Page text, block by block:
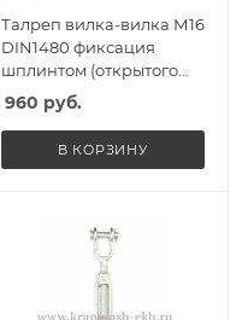
Талреп вилка-вилка М16
DIN1480 фиксация
шплинтом (открытого
типа)
960 руб.
В КОРЗИНУ